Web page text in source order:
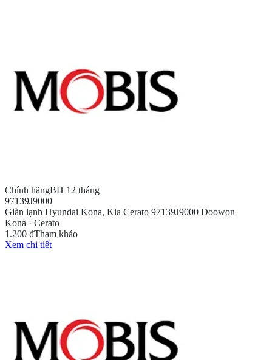
Chính hãngBH 12 tháng
97139J9000
Giàn lạnh Hyundai Kona, Kia Cerato 97139J9000 Doowon
Kona · Cerato
1.200 ₫Tham khảo
Xem chi tiết